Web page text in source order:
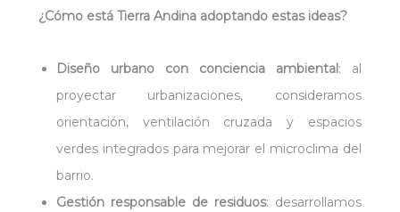
¿Cómo está Tierra Andina adoptando estas ideas?
Diseño urbano con conciencia ambiental: al
proyectar urbanizaciones, consideramos
orientación, ventilación cruzada y espacios
verdes integrados para mejorar el microclima del
barrio.
Gestión responsable de residuos: desarrollamos